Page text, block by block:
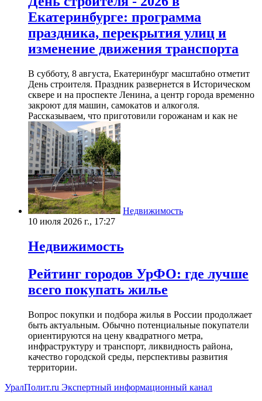
Екатеринбурге: программа
праздника, перекрытия улиц и
изменение движения транспорта
В субботу, 8 августа, Екатеринбург масштабно отметит
День строителя. Праздник развернется в Историческом
сквере и на проспекте Ленина, а центр города временно
закроют для машин, самокатов и алкоголя.
Рассказываем, что приготовили горожанам и как не
Недвижимость
10 июля 2026 г., 17:27
Недвижимость
Рейтинг городов УрФО: где лучше
всего покупать жилье
Вопрос покупки и подбора жилья в России продолжает
быть актуальным. Обычно потенциальные покупатели
ориентируются на цену квадратного метра,
инфраструктуру и транспорт, ликвидность района,
качество городской среды, перспективы развития
территории.
УралПолит.ru Экспертный информационный канал